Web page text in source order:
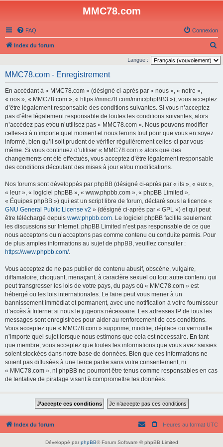
MMC78.com
FAQ Connexion
Index du forum
e
Langue :
MMC78.com - Enregistrement
En accédant à « MMC78.com » (désigné ci-après par « nous », « notre »,
« nos », « MMC78.com », « https://mmc78.com/mmc/phpBB3 »), vous acceptez
d’être légalement responsable des conditions suivantes. Si vous n’acceptez
pas d’être légalement responsable de toutes les conditions suivantes, alors
n’accédez pas et/ou n’utilisez pas « MMC78.com ». Nous pouvons modifier
celles-ci à n’importe quel moment et nous ferons tout pour que vous en soyez
informé, bien qu’il soit prudent de vérifier régulièrement celles-ci par vous-
même. Si vous continuez d’utiliser « MMC78.com » alors que des
changements ont été effectués, vous acceptez d’être légalement responsable
des conditions découlant des mises à jour et/ou modifications.
Nos forums sont développés par phpBB (désigné ci-après par « ils », « eux »,
« leur », « logiciel phpBB », « www.phpbb.com », « phpBB Limited »,
« Équipes phpBB ») qui est un script libre de forum, déclaré sous la licence «
GNU General Public License v2 » (désigné ci-après par « GPL ») et qui peut
être téléchargé depuis www.phpbb.com. Le logiciel phpBB facilite seulement
les discussions sur Internet. phpBB Limited n’est pas responsable de ce que
nous acceptons ou n’acceptons pas comme contenu ou conduite permis. Pour
de plus amples informations au sujet de phpBB, veuillez consulter :
https://www.phpbb.com/.
Vous acceptez de ne pas publier de contenu abusif, obscène, vulgaire,
diffamatoire, choquant, menaçant, à caractère sexuel ou tout autre contenu qui
peut transgresser les lois de votre pays, du pays où « MMC78.com » est
hébergé ou les lois internationales. Le faire peut vous mener à un
bannissement immédiat et permanent, avec une notification à votre fournisseur
d’accès à Internet si nous le jugeons nécessaire. Les adresses IP de tous les
messages sont enregistrées pour aider au renforcement de ces conditions.
Vous acceptez que « MMC78.com » supprime, modifie, déplace ou verrouille
n’importe quel sujet lorsque nous estimons que cela est nécessaire. En tant
que membre, vous acceptez que toutes les informations que vous avez saisies
soient stockées dans notre base de données. Bien que ces informations ne
soient pas diffusées à une tierce partie sans votre consentement, ni
« MMC78.com », ni phpBB ne pourront être tenus comme responsables en cas
de tentative de piratage visant à compromettre les données.
Index du forum Heures au format UTC
Développé par phpBB® Forum Software © phpBB Limited